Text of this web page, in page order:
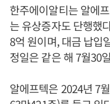
한주에이알티는 알에
는 유상증자도 단행했
8억 원이며, 대금 납입
정일은 같은 해 7월30
알에프텍은 2024년 7